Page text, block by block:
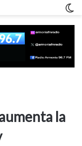
la